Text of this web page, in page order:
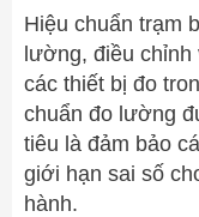
Hiệu chuẩn trạm
lường, điều chỉnh
các thiết bị đo
chuẩn đo lường
tiêu là đảm bảo
giới hạn sai số
hành.